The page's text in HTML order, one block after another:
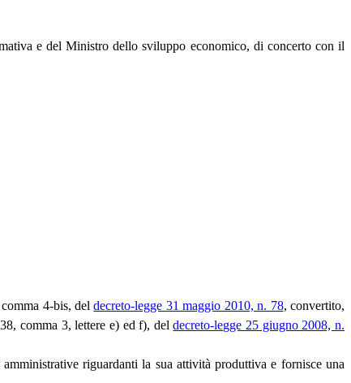
e del Ministro dello sviluppo economico, di concerto con il
4-bis, deldecreto-legge 31 maggio 2010, n. 78, convertito,
comma 3, lettere e) ed f), deldecreto-legge 25 giugno 2008, n.
riguardanti la sua attività produttiva e fornisce una